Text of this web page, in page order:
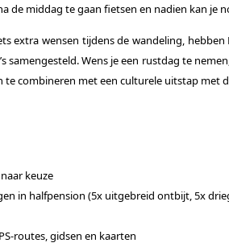
de middag te gaan fietsen en nadien kan je
extra wensen tijdens de wandeling,
samengesteld. Wens je een rustdag te
te combineren met een culturele uitstap met
keuze
in halfpension (5x uitgebreid ontbijt, 5x
routes, gidsen en kaarten